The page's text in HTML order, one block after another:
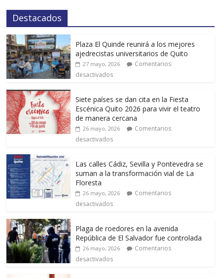
Destacados
Plaza El Quinde reunirá a los mejores
ajedrecistas universitarios de Quito
27 mayo, 2026
Comentarios
desactivados
Siete países se dan cita en la Fiesta
Escénica Quito 2026 para vivir el teatro
de manera cercana
26 mayo, 2026
Comentarios
desactivados
Las calles Cádiz, Sevilla y Pontevedra se
suman a la transformación vial de La
Floresta
26 mayo, 2026
Comentarios
desactivados
Plaga de roedores en la avenida
República de El Salvador fue controlada
26 mayo, 2026
Comentarios
desactivados